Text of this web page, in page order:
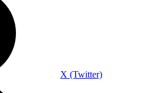
X (Twitter)